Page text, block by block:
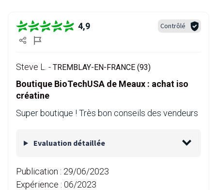
4,9 Contrôlé
Steve L. - TREMBLAY-EN-FRANCE (93)
Boutique BioTechUSA de Meaux : achat iso
créatine
Super boutique ! Très bon conseils des vendeurs
Evaluation détaillée
Publication : 29/06/2023
Expérience : 06/2023